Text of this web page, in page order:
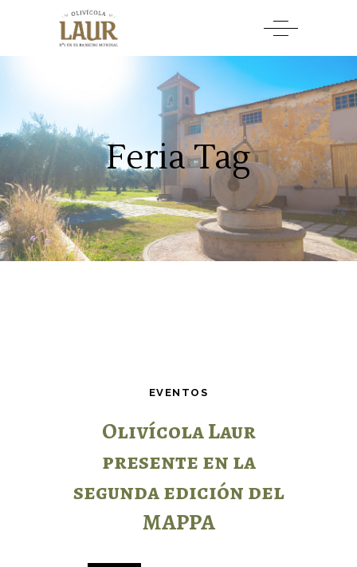
Feria Tag
EVENTOS
Olivícola Laur
presente en la
segunda edición del
MAPPA